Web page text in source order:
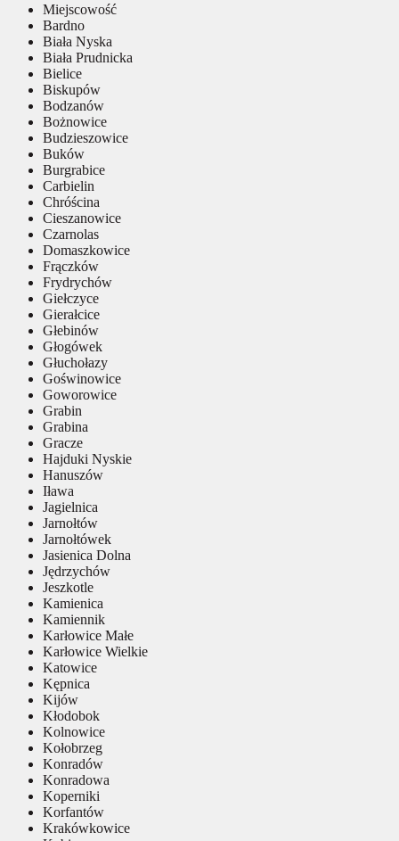
Miejscowość
Bardno
Biała Nyska
Biała Prudnicka
Bielice
Biskupów
Bodzanów
Bożnowice
Budzieszowice
Buków
Burgrabice
Carbielin
Chróścina
Cieszanowice
Czarnolas
Domaszkowice
Frączków
Frydrychów
Giełczyce
Gierałcice
Głebinów
Głogówek
Głuchołazy
Goświnowice
Goworowice
Grabin
Grabina
Gracze
Hajduki Nyskie
Hanuszów
Iława
Jagielnica
Jarnołtów
Jarnołtówek
Jasienica Dolna
Jędrzychów
Jeszkotle
Kamienica
Kamiennik
Karłowice Małe
Karłowice Wielkie
Katowice
Kępnica
Kijów
Kłodobok
Kolnowice
Kołobrzeg
Konradów
Konradowa
Koperniki
Korfantów
Krakówkowice